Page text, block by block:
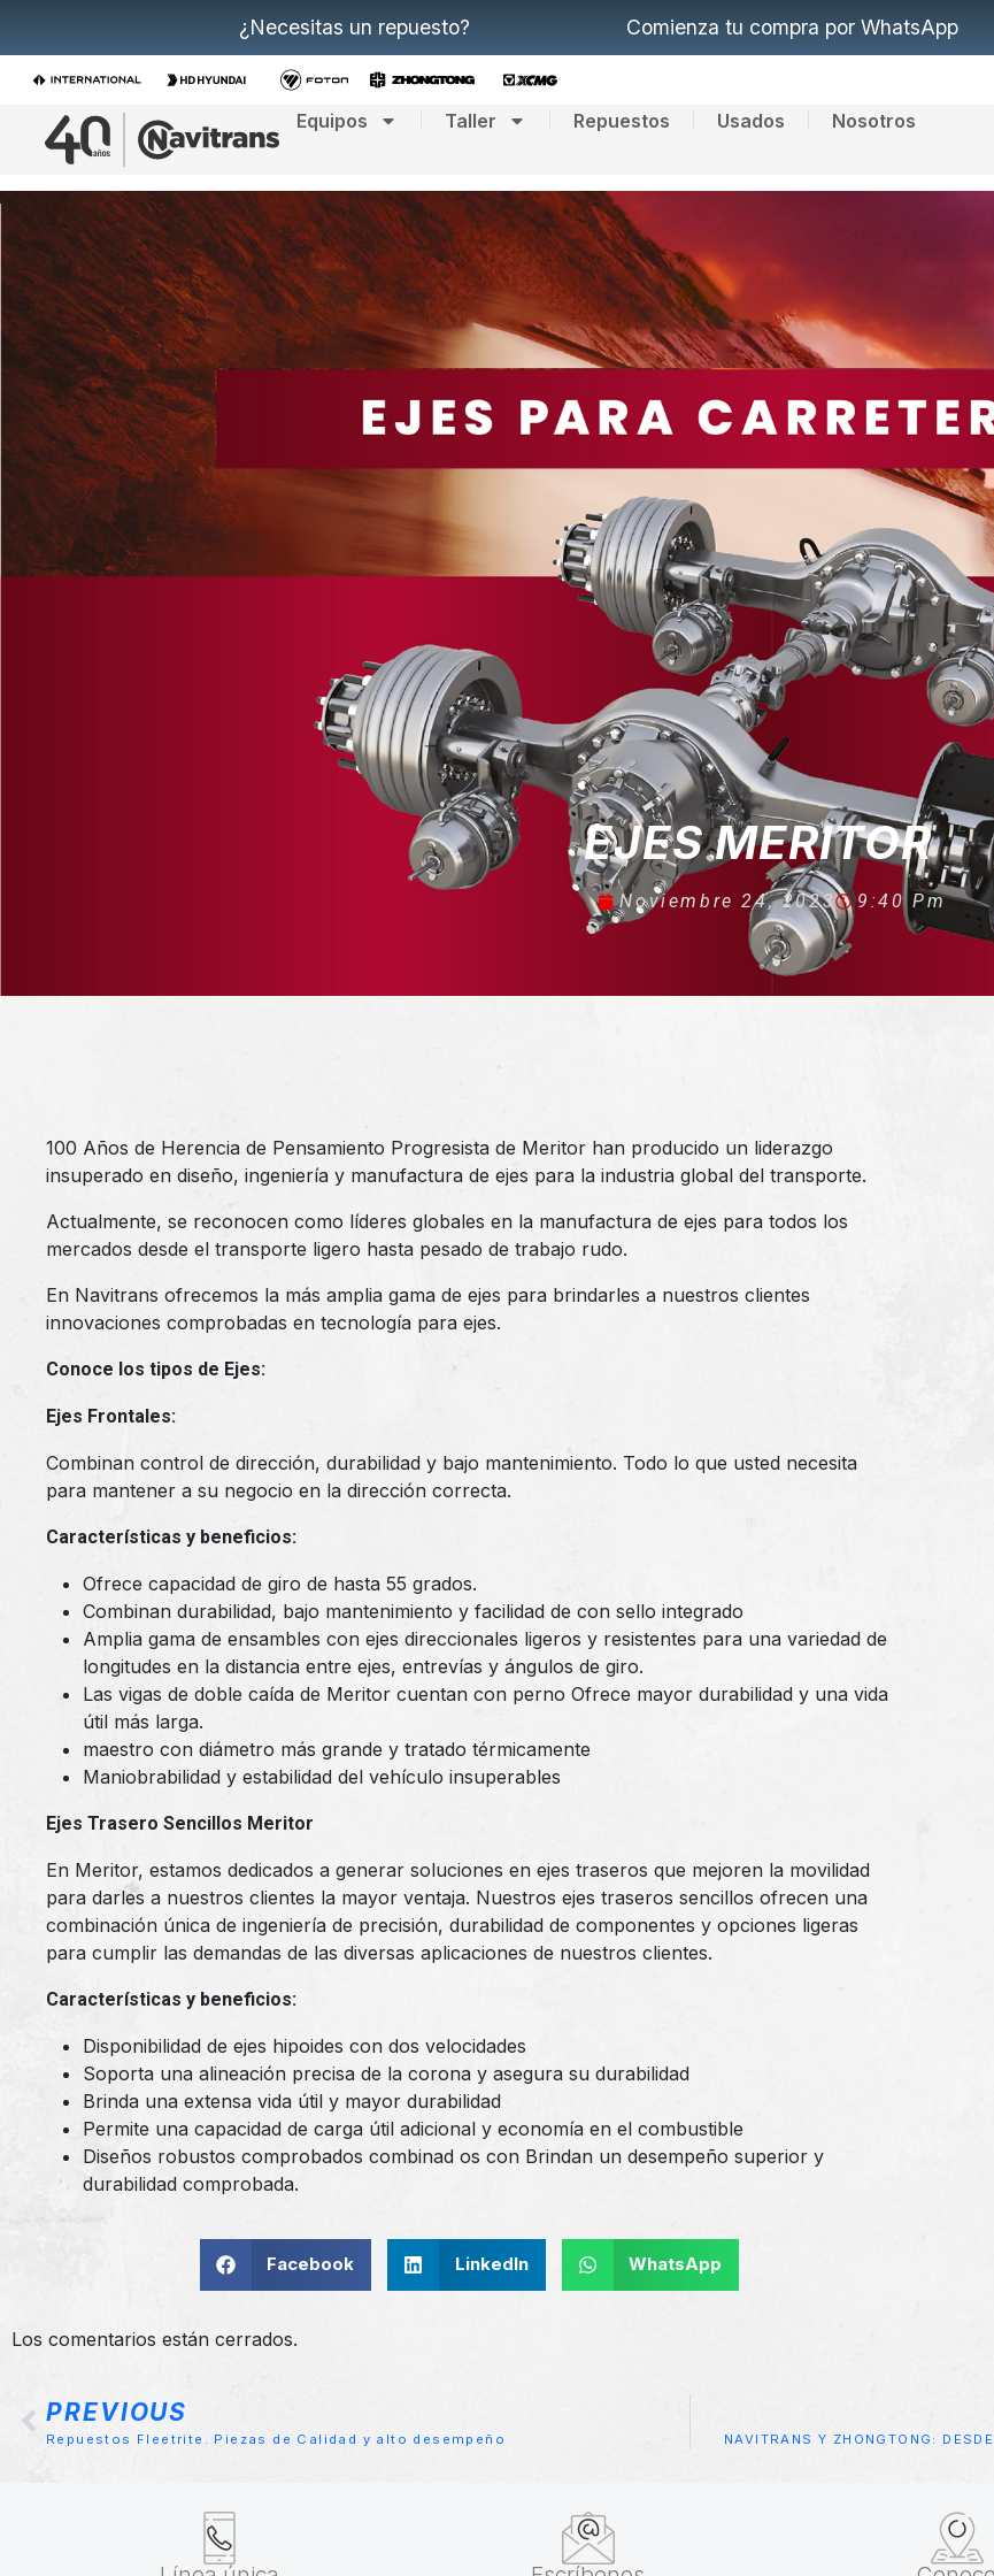
¿Necesitas un repuesto? Comienza tu compra por WhatsApp
Equipos Taller Repuestos Usados Nosotros
EJES MERITOR
Noviembre 24, 2023 9:40 Pm
100 Años de Herencia de Pensamiento Progresista de Meritor han producido un liderazgo
insuperado en diseño, ingeniería y manufactura de ejes para la industria global del transporte.
Actualmente, se reconocen como líderes globales en la manufactura de ejes para todos los
mercados desde el transporte ligero hasta pesado de trabajo rudo.
En Navitrans ofrecemos la más amplia gama de ejes para brindarles a nuestros clientes
innovaciones comprobadas en tecnología para ejes.
Conoce los tipos de Ejes:
Ejes Frontales:
Combinan control de dirección, durabilidad y bajo mantenimiento. Todo lo que usted necesita
para mantener a su negocio en la dirección correcta.
Características y beneficios:
Ofrece capacidad de giro de hasta 55 grados.
Combinan durabilidad, bajo mantenimiento y facilidad de con sello integrado
Amplia gama de ensambles con ejes direccionales ligeros y resistentes para una variedad de
longitudes en la distancia entre ejes, entrevías y ángulos de giro.
Las vigas de doble caída de Meritor cuentan con perno Ofrece mayor durabilidad y una vida
útil más larga.
maestro con diámetro más grande y tratado térmicamente
Maniobrabilidad y estabilidad del vehículo insuperables
Ejes Trasero Sencillos Meritor
En Meritor, estamos dedicados a generar soluciones en ejes traseros que mejoren la movilidad
para darles a nuestros clientes la mayor ventaja. Nuestros ejes traseros sencillos ofrecen una
combinación única de ingeniería de precisión, durabilidad de componentes y opciones ligeras
para cumplir las demandas de las diversas aplicaciones de nuestros clientes.
Características y beneficios:
Disponibilidad de ejes hipoides con dos velocidades
Soporta una alineación precisa de la corona y asegura su durabilidad
Brinda una extensa vida útil y mayor durabilidad
Permite una capacidad de carga útil adicional y economía en el combustible
Diseños robustos comprobados combinad os con Brindan un desempeño superior y
durabilidad comprobada.
Facebook LinkedIn WhatsApp
Los comentarios están cerrados.
PREVIOUS
Repuestos Fleetrite. Piezas de Calidad y alto desempeño NAVITRANS Y ZHONGTONG: